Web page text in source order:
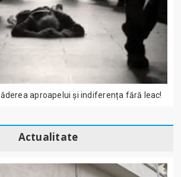
aproapelui și indiferența fără leac!
Actualitate